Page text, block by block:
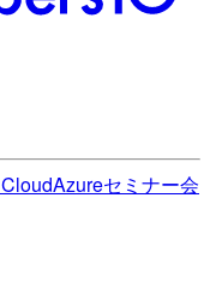
Azureセミナー会